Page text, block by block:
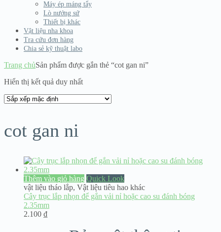
Máy ép máng tẩy
Lò nướng sứ
Thiết bị khác
Vật liệu nha khoa
Tra cứu đơn hàng
Chia sẻ kỹ thuật labo
Trang chủSản phẩm được gắn thẻ “cot gan ni”
Hiển thị kết quả duy nhất
cot gan ni
Thêm vào giỏ hàng Quick Look
vật liệu tháo lắp, Vật liệu tiêu hao khác
Cây trục lắp nhọn để gắn vải nỉ hoặc cao su đánh bóng
2.35mm
2.100 ₫